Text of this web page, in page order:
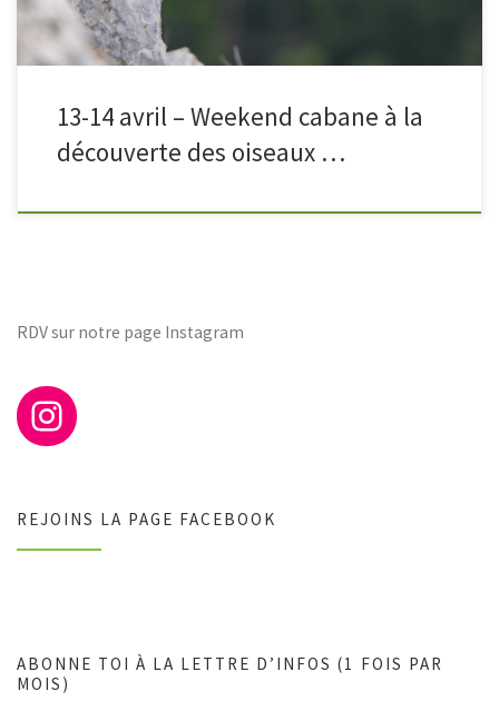
13-14 avril – Weekend cabane à la
découverte des oiseaux …
RDV sur notre page Instagram
REJOINS LA PAGE FACEBOOK
ABONNE TOI À LA LETTRE D’INFOS (1 FOIS PAR
MOIS)